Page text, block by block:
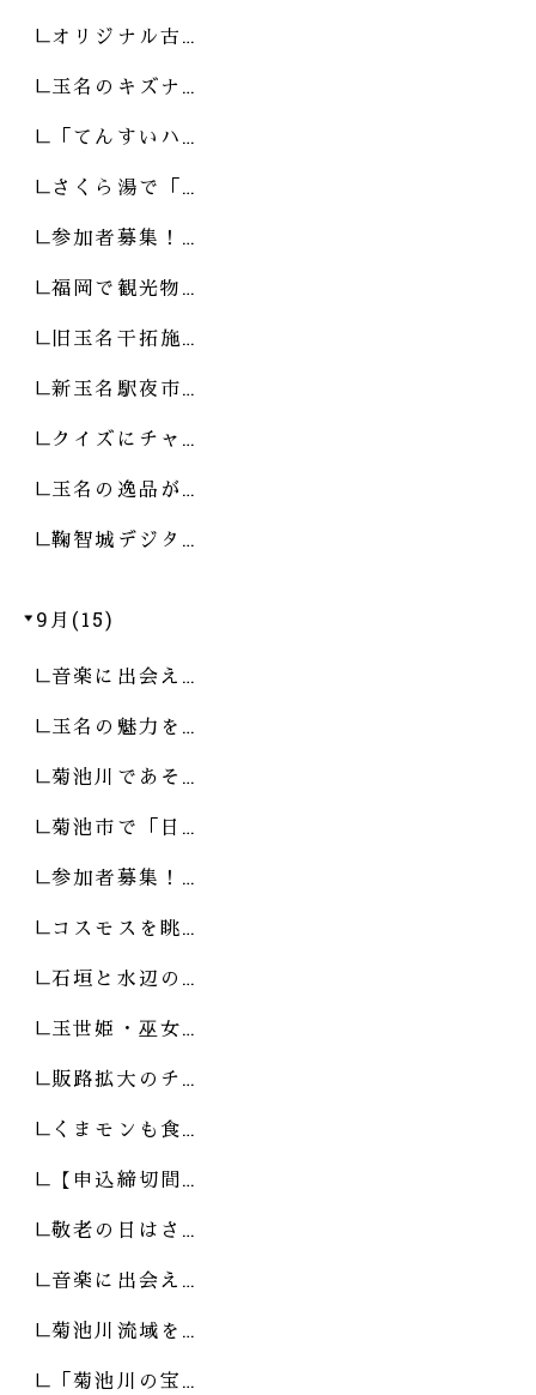
オリジナル古…
玉名のキズナ…
「てんすいハ…
さくら湯で「…
参加者募集！…
福岡で観光物…
旧玉名干拓施…
新玉名駅夜市…
クイズにチャ…
玉名の逸品が…
鞠智城デジタ…
9月(15)
音楽に出会え…
玉名の魅力を…
菊池川であそ…
菊池市で「日…
参加者募集！…
コスモスを眺…
石垣と水辺の…
玉世姫・巫女…
販路拡大のチ…
くまモンも食…
【申込締切間…
敬老の日はさ…
音楽に出会え…
菊池川流域を…
「菊池川の宝…